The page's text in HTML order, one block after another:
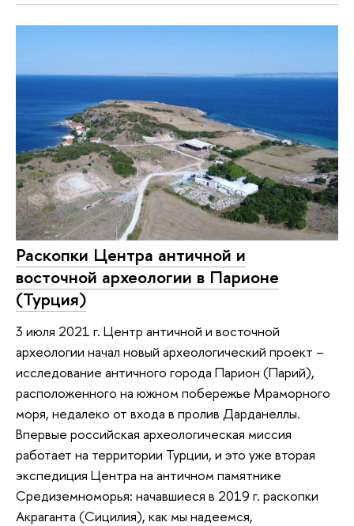
Раскопки Центра античной и
восточной археологии в Парионе
(Турция)
3 июля 2021 г. Центр античной и восточной
археологии начал новый археологический проект –
исследование античного города Парион (Парий),
расположенного на южном побережье Мраморного
моря, недалеко от входа в пролив Дарданеллы.
Впервые российская археологическая миссия
работает на территории Турции, и это уже вторая
экспедиция Центра на античном памятнике
Средиземноморья: начавшиеся в 2019 г. раскопки
Акраганта (Сицилия), как мы надеемся,